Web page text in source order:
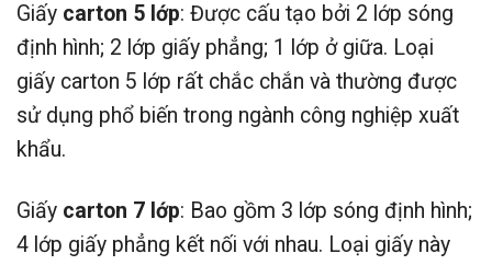
Giấy carton 5 lớp: Được cấu tạo bởi 2 lớp sóng
định hình; 2 lớp giấy phẳng; 1 lớp ở giữa. Loại
giấy carton 5 lớp rất chắc chắn và thường được
sử dụng phổ biến trong ngành công nghiệp xuất
khẩu.
Giấy carton 7 lớp: Bao gồm 3 lớp sóng định hình;
4 lớp giấy phẳng kết nối với nhau. Loại giấy này